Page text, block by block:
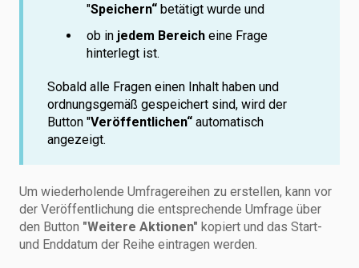
"Speichern“ betätigt wurde und
ob in jedem Bereich eine Frage
hinterlegt ist.
Sobald alle Fragen einen Inhalt haben und
ordnungsgemäß gespeichert sind, wird der
Button "Veröffentlichen“ automatisch
angezeigt.
Um wiederholende Umfragereihen zu erstellen, kann vor
der Veröffentlichung die entsprechende Umfrage über
den Button "Weitere Aktionen" kopiert und das Start-
und Enddatum der Reihe eintragen werden.